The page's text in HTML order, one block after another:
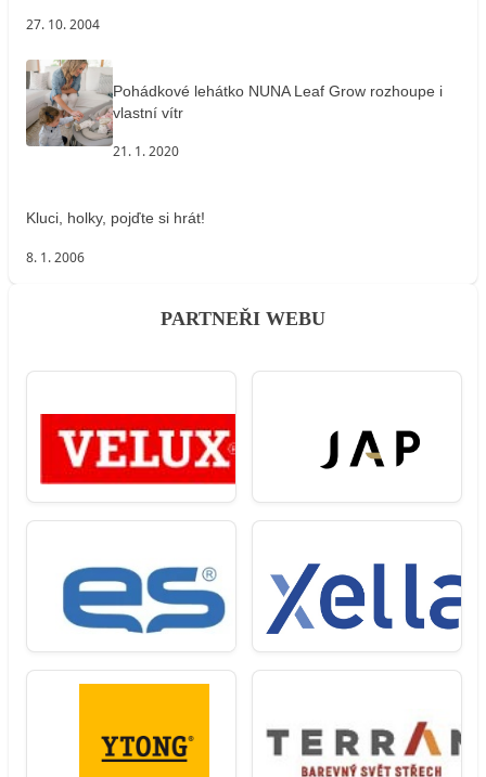
27. 10. 2004
Pohádkové lehátko NUNA Leaf Grow rozhoupe i
vlastní vítr
21. 1. 2020
Kluci, holky, pojďte si hrát!
8. 1. 2006
PARTNEŘI WEBU